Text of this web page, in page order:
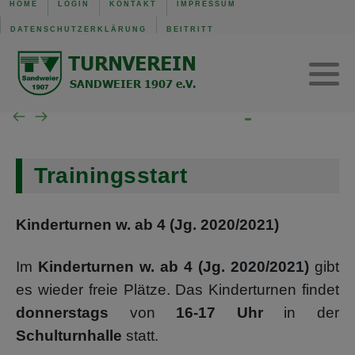
HOME LOGIN KONTAKT IMPRESSUM
DATENSCHUTZERKLÄRUNG BEITRITT
Trainingsstart
Kinderturnen w. ab 4 (Jg. 2020/2021)
Im Kinderturnen w. ab 4 (Jg. 2020/2021) gibt
es wieder freie Plätze. Das Kinderturnen findet
donnerstags von 16-17 Uhrin der
Schulturnhalle statt.
TVS Baden-Baden 1907
Wochenübersicht TVS BB
Wochenübersicht TVS
Wochenübersicht SG
Trainingszeiten
Gerätturnen w.
Verwaltung
Mannschaft der Woche